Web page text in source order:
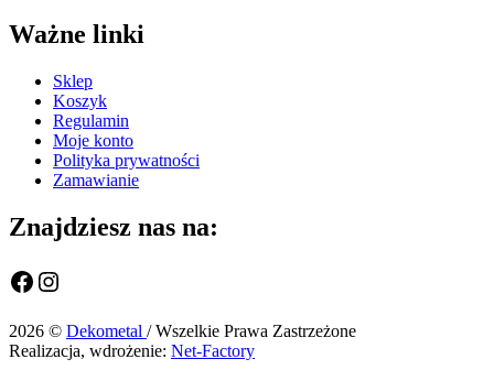
Ważne linki
Sklep
Koszyk
Regulamin
Moje konto
Polityka prywatności
Zamawianie
Znajdziesz nas na:
Facebook
Instagram
2026 © Dekometal / Wszelkie Prawa Zastrzeżone
Realizacja, wdrożenie: Net-Factory